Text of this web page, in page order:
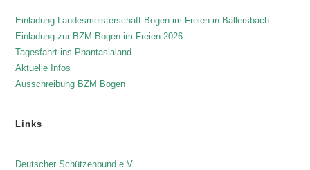
Einladung Landesmeisterschaft Bogen im Freien in Ballersbach
Einladung zur BZM Bogen im Freien 2026
Tagesfahrt ins Phantasialand
Aktuelle Infos
Ausschreibung BZM Bogen
Links
Deutscher Schützenbund e.V.